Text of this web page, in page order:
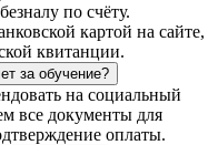
по счёту.
картой на сайте,
квитанции.
за обучение?
на социальный
все документы для
оплаты.